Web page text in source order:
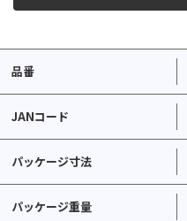
品番
JANコード
パッケージ寸法
パッケージ重量